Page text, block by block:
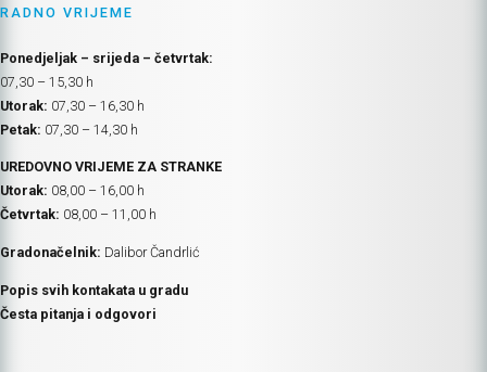
RADNO VRIJEME
Ponedjeljak – srijeda – četvrtak:
07,30 – 15,30 h
Utorak: 07,30 – 16,30 h
Petak: 07,30 – 14,30 h
UREDOVNO VRIJEME ZA STRANKE
Utorak: 08,00 – 16,00 h
Četvrtak: 08,00 – 11,00 h
Gradonačelnik: Dalibor Čandrlić
Popis svih kontakata u gradu
Česta pitanja i odgovori